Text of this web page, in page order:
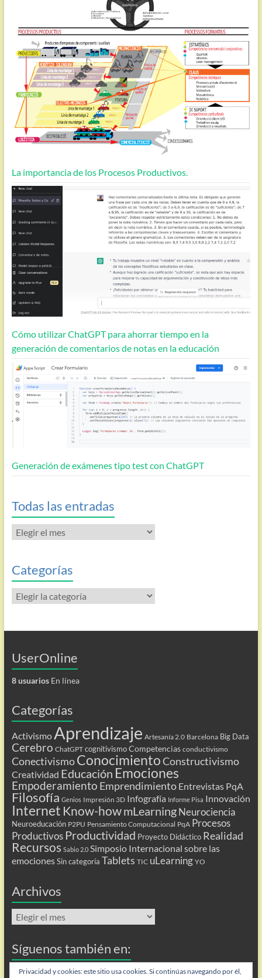
La importancia de los Procesos Productivos.
Cómo utilizar ChatGPT para ahorrar tiempo en la
generación de comentarios de notas en la educación
Generación de exámenes tipo test con ChatGPT
Todas las entradas
Todas
las
Categorías
Categorías
UserOnline
8 usuariosEn línea
Categorías
Activismo Aprendizaje Artesanía 2.0 Barcelona Big Data
Cerebro ChatGPT cognitivismo Competencias conductivismo
ConectivismoConocimientoConstructivismo
Creatividad Educación Emociones
Empoderamiento Emprendimiento Entrevistas PqA
Filosofía Genios Impresión 3D Infografía Informe Pisa Innovación
Internet Know-howmLearning Neurociencia
Neuroeducación P2PU Pensamiento Computacional PqA Procesos
Productivos Productividad Proyecto Didáctico Realidad
Recursos Sabio 2.0 Simposio Internacional sobre las
emociones Sin categoría Tablets TIC uLearning YO
Archivos
Archivos
Síguenos también en:
Flip
Privacidad y cookies: este sitio usa cookies. Si continúas navegando por él,